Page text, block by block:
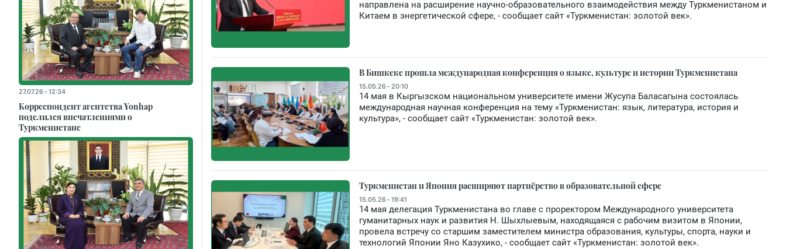
направлена на расширение научно-образовательного взаимодействия между Туркменистаном и
Китаем в энергетической сфере, - сообщает сайт «Туркменистан: золотой век».
В Бишкеке прошла международная конференция о языке, культуре и истории Туркменистана
15.05.26 - 20:10
14 мая в Кыргызском национальном университете имени Жусупа Баласагына состоялась
международная научная конференция на тему «Туркменистан: язык, литература, история и
культура», - сообщает сайт «Туркменистан: золотой век».
Туркменистан и Япония расширяют партнёрство в образовательной сфере
15.05.26 - 19:41
14 мая делегация Туркменистана во главе с проректором Международного университета
гуманитарных наук и развития Н. Шыхлыевым, находящаяся с рабочим визитом в Японии,
провела встречу со старшим заместителем министра образования, культуры, спорта, науки и
технологий Японии Яно Казухико, - сообщает сайт «Туркменистан: золотой век».
27.07.26 - 12:34
Корреспондент агентства Yonhap
поделился впечатлениями о
Туркменистане